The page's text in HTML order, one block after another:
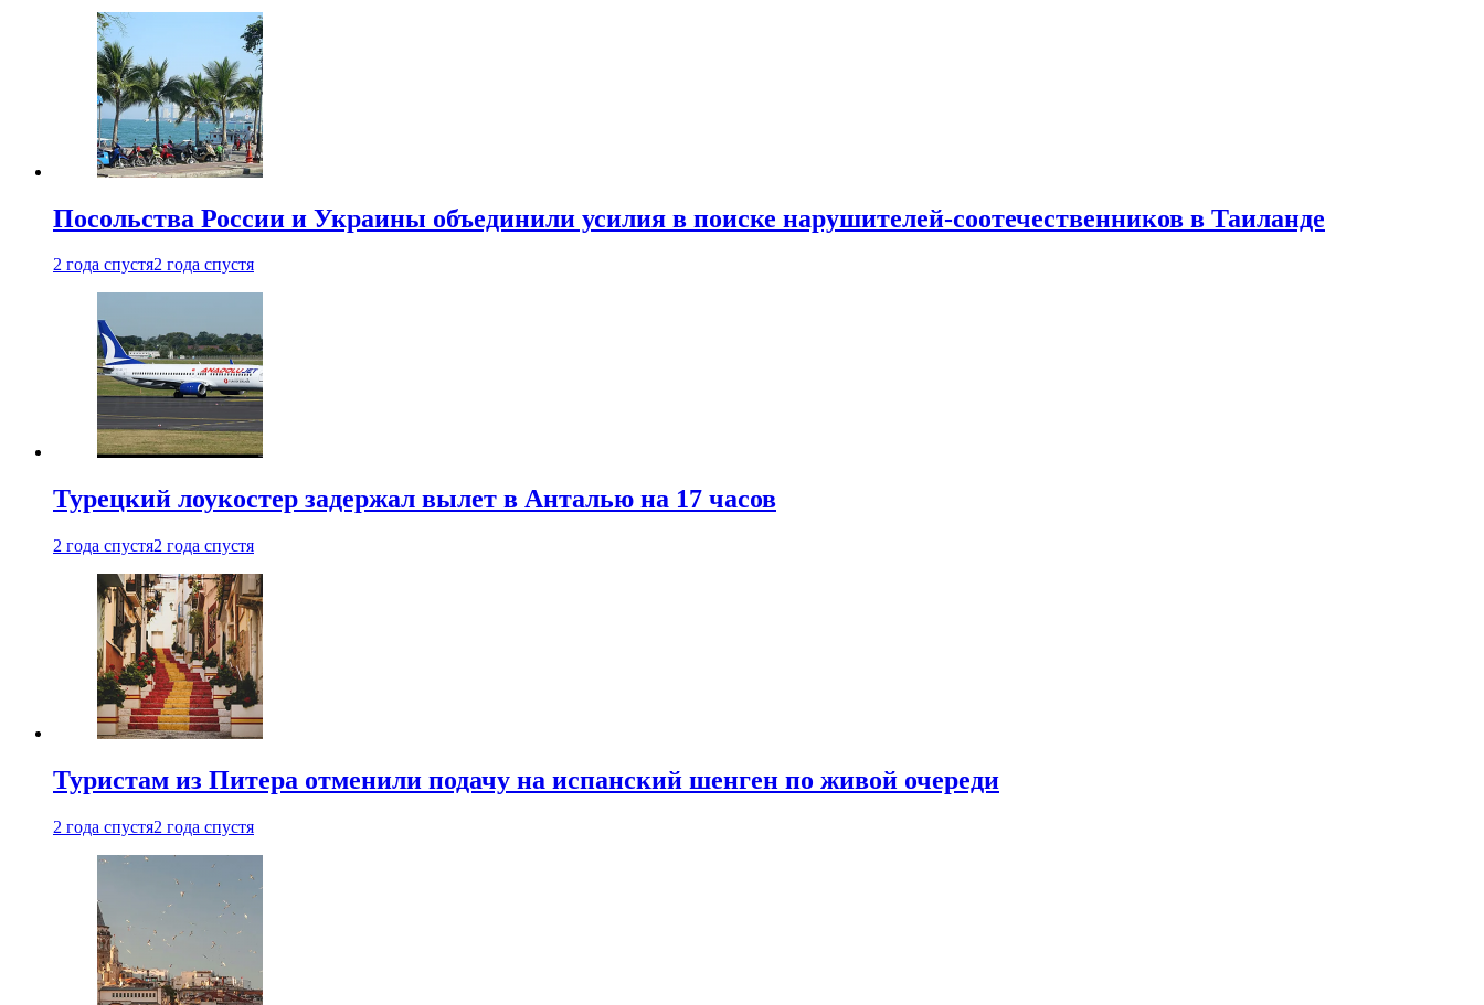
Посольства России и Украины объединили усилия в поиске нарушителей-соотечественников в Таиланде
2 года спустя2 года спустя
Турецкий лоукостер задержал вылет в Анталью на 17 часов
2 года спустя2 года спустя
Туристам из Питера отменили подачу на испанский шенген по живой очереди
2 года спустя2 года спустя